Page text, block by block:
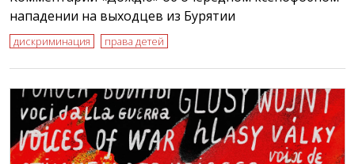
нападении на выходцев из Бурятии
дискриминация права детей